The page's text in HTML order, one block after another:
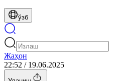
ўзб
Жаҳон
22:52 / 19.06.2025